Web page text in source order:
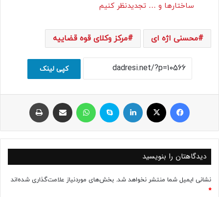
ساختار‌ها و … تجدیدنظر کنیم
محسنی اژه ای مرکز وکلای قوه قضاییه
کپی لینک
فیسبوک ایکس لینکداین اسکایپ واتس آپ اشتراک با ایمیل
دیدگاهتان را بنویسید
نشانی ایمیل شما منتشر نخواهد شد. بخش‌های موردنیاز علامت‌گذاری شده‌اند
*